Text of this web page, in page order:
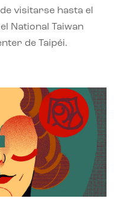
visitarse hasta el
National Taiwan
de Taipéi.